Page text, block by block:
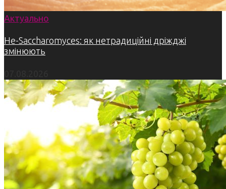
Актуально
Не-Saccharomyces: як нетрадиційні дріжджі
змінюють